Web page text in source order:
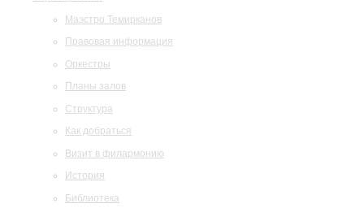
Маэстро Темирканов
Правовая информация
Оркестры
Планы залов
Структура
Как добраться
Визит в филармонию
История
Библиотека